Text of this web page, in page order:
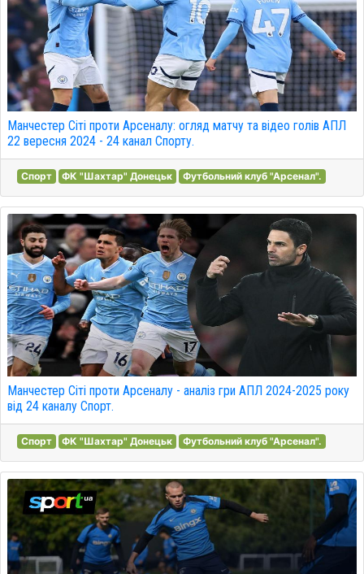
Манчестер Сіті проти Арсеналу: огляд матчу та відео голів АПЛ
22 вересня 2024 - 24 канал Спорту.
Спорт ФК "Шахтар" Донецьк Футбольний клуб "Арсенал".
Манчестер Сіті проти Арсеналу - аналіз гри АПЛ 2024-2025 року
від 24 каналу Спорт.
Спорт ФК "Шахтар" Донецьк Футбольний клуб "Арсенал".